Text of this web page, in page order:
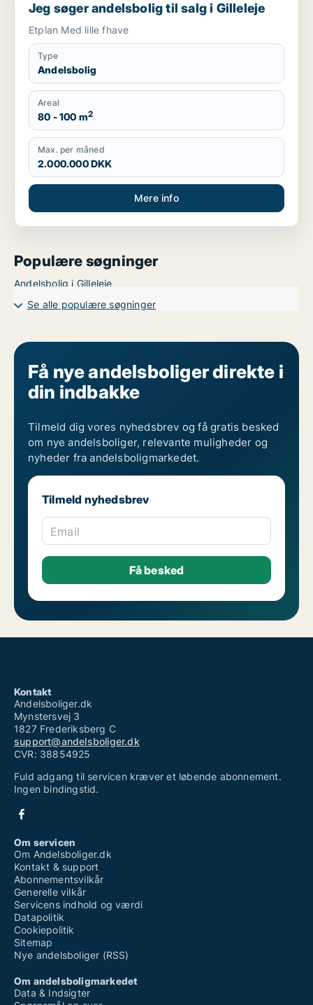
Jeg søger andelsbolig til salg i Gilleleje
Etplan Med lille fhave
Type
Andelsbolig
Areal
80 - 100 m2
Max. per måned
2.000.000 DKK
Mere info
Populære søgninger
Andelsbolig i Gilleleje
Se alle populære søgninger
Få nye andelsboliger direkte i
din indbakke
Tilmeld dig vores nyhedsbrev og få gratis besked
om nye andelsboliger, relevante muligheder og
nyheder fra andelsboligmarkedet.
Tilmeld nyhedsbrev
Email
Kontakt
Andelsboliger.dk
Mynstersvej 3
1827 Frederiksberg C
support@andelsboliger.dk
CVR: 38854925
Fuld adgang til servicen kræver et løbende abonnement.
Ingen bindingstid.
Om servicen
Om Andelsboliger.dk
Kontakt & support
Abonnementsvilkår
Generelle vilkår
Servicens indhold og værdi
Datapolitik
Cookiepolitik
Sitemap
Nye andelsboliger (RSS)
Om andelsboligmarkedet
Data & Indsigter